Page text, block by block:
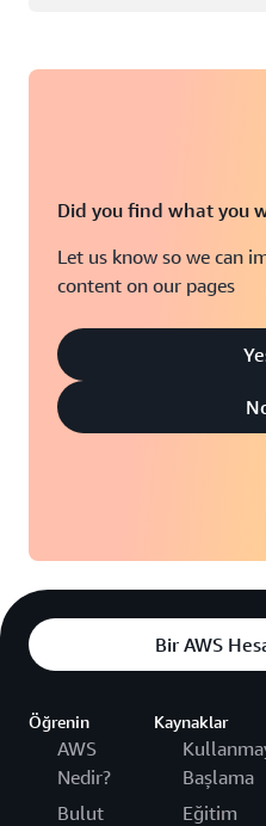
Did you find what you
Let us know so we can
content on our pages
Bir AWS
Öğrenin
AWS
Nedir?
Bulut
Kaynaklar
Başlama
Eğitim